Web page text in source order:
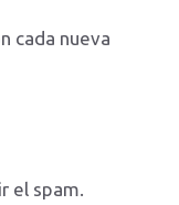
cada nueva
el spam.